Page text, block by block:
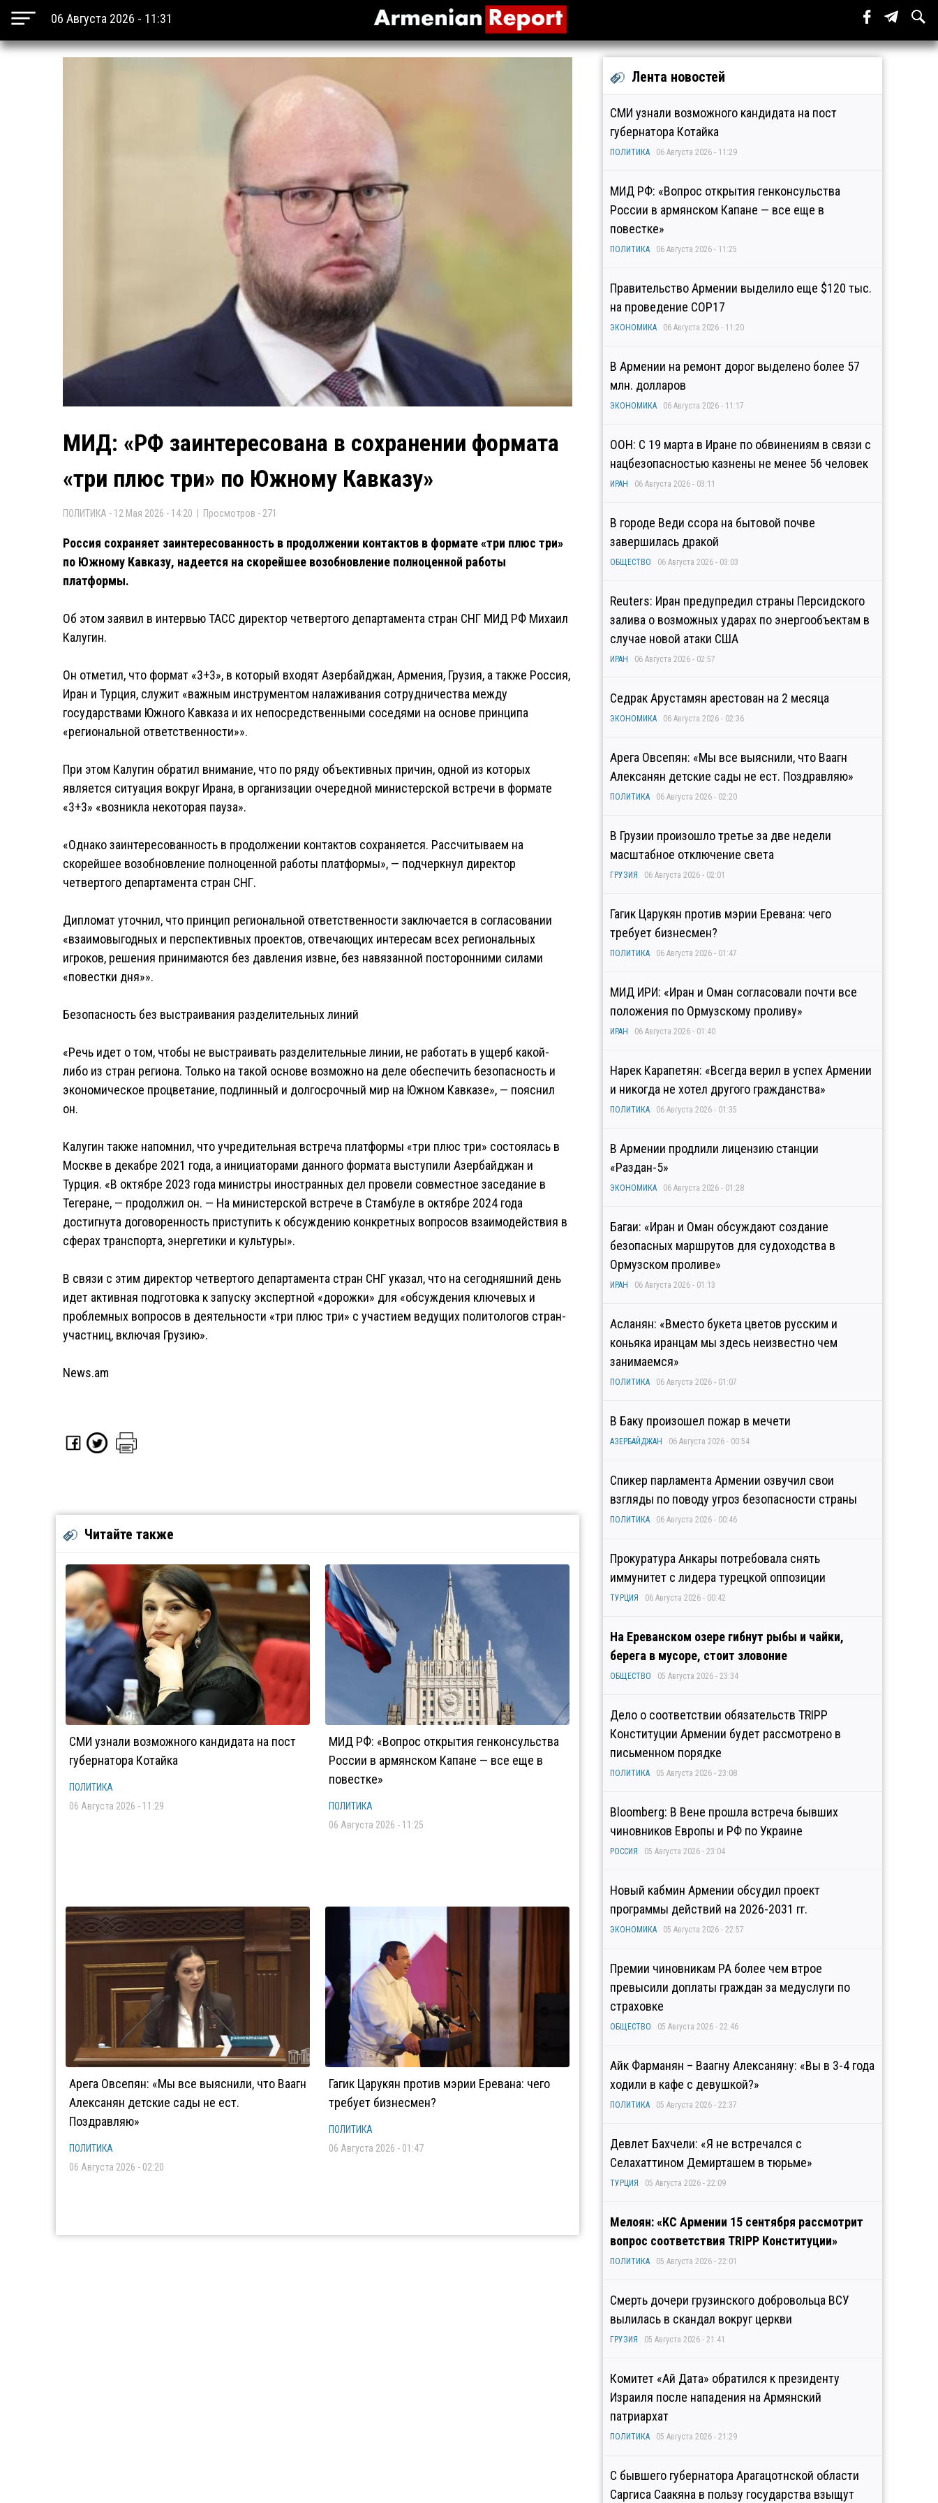
06 Августа 2026 - 11:31
МИД: «РФ заинтересована в сохранении формата
«три плюс три» по Южному Кавказу»
ПОЛИТИКА - 12 Мая 2026 - 14:20 | Просмотров - 271
Россия сохраняет заинтересованность в продолжении контактов в формате «три плюс три»
по Южному Кавказу, надеется на скорейшее возобновление полноценной работы
платформы.
Об этом заявил в интервью ТАСС директор четвертого департамента стран СНГ МИД РФ Михаил
Калугин.
Он отметил, что формат «3+3», в который входят Азербайджан, Армения, Грузия, а также Россия,
Иран и Турция, служит «важным инструментом налаживания сотрудничества между
государствами Южного Кавказа и их непосредственными соседями на основе принципа
«региональной ответственности»».
При этом Калугин обратил внимание, что по ряду объективных причин, одной из которых
является ситуация вокруг Ирана, в организации очередной министерской встречи в формате
«3+3» «возникла некоторая пауза».
«Однако заинтересованность в продолжении контактов сохраняется. Рассчитываем на
скорейшее возобновление полноценной работы платформы», — подчеркнул директор
четвертого департамента стран СНГ.
Дипломат уточнил, что принцип региональной ответственности заключается в согласовании
«взаимовыгодных и перспективных проектов, отвечающих интересам всех региональных
игроков, решения принимаются без давления извне, без навязанной посторонними силами
«повестки дня»».
Безопасность без выстраивания разделительных линий
«Речь идет о том, чтобы не выстраивать разделительные линии, не работать в ущерб какой-
либо из стран региона. Только на такой основе возможно на деле обеспечить безопасность и
экономическое процветание, подлинный и долгосрочный мир на Южном Кавказе», — пояснил
он.
Калугин также напомнил, что учредительная встреча платформы «три плюс три» состоялась в
Москве в декабре 2021 года, а инициаторами данного формата выступили Азербайджан и
Турция. «В октябре 2023 года министры иностранных дел провели совместное заседание в
Тегеране, — продолжил он. — На министерской встрече в Стамбуле в октябре 2024 года
достигнута договоренность приступить к обсуждению конкретных вопросов взаимодействия в
сферах транспорта, энергетики и культуры».
В связи с этим директор четвертого департамента стран СНГ указал, что на сегодняшний день
идет активная подготовка к запуску экспертной «дорожки» для «обсуждения ключевых и
проблемных вопросов в деятельности «три плюс три» с участием ведущих политологов стран-
участниц, включая Грузию».
News.am
Читайте также
СМИ узнали возможного кандидата на пост
губернатора Котайка
ПОЛИТИКА
06 Августа 2026 - 11:29
МИД РФ: «Вопрос открытия генконсульства
России в армянском Капане — все еще в
повестке»
ПОЛИТИКА
06 Августа 2026 - 11:25
Арега Овсепян: «Мы все выяснили, что Ваагн
Алексанян детские сады не ест.
Поздравляю»
ПОЛИТИКА
06 Августа 2026 - 02:20
Гагик Царукян против мэрии Еревана: чего
требует бизнесмен?
ПОЛИТИКА
06 Августа 2026 - 01:47
Лента новостей
СМИ узнали возможного кандидата на пост
губернатора Котайка
ПОЛИТИКА 06 Августа 2026 - 11:29
МИД РФ: «Вопрос открытия генконсульства
России в армянском Капане — все еще в
повестке»
ПОЛИТИКА 06 Августа 2026 - 11:25
Правительство Армении выделило еще $120 тыс.
на проведение COP17
ЭКОНОМИКА 06 Августа 2026 - 11:20
В Армении на ремонт дорог выделено более 57
млн. долларов
ЭКОНОМИКА 06 Августа 2026 - 11:17
ООН: С 19 марта в Иране по обвинениям в связи с
нацбезопасностью казнены не менее 56 человек
ИРАН 06 Августа 2026 - 03:11
В городе Веди ссора на бытовой почве
завершилась дракой
ОБЩЕСТВО 06 Августа 2026 - 03:03
Reuters: Иран предупредил страны Персидского
залива о возможных ударах по энергообъектам в
случае новой атаки США
ИРАН 06 Августа 2026 - 02:57
Седрак Арустамян арестован на 2 месяца
ЭКОНОМИКА 06 Августа 2026 - 02:36
Арега Овсепян: «Мы все выяснили, что Ваагн
Алексанян детские сады не ест. Поздравляю»
ПОЛИТИКА 06 Августа 2026 - 02:20
В Грузии произошло третье за две недели
масштабное отключение света
ГРУЗИЯ 06 Августа 2026 - 02:01
Гагик Царукян против мэрии Еревана: чего
требует бизнесмен?
ПОЛИТИКА 06 Августа 2026 - 01:47
МИД ИРИ: «Иран и Оман согласовали почти все
положения по Ормузскому проливу»
ИРАН 06 Августа 2026 - 01:40
Нарек Карапетян: «Всегда верил в успех Армении
и никогда не хотел другого гражданства»
ПОЛИТИКА 06 Августа 2026 - 01:35
В Армении продлили лицензию станции
«Раздан-5»
ЭКОНОМИКА 06 Августа 2026 - 01:28
Багаи: «Иран и Оман обсуждают создание
безопасных маршрутов для судоходства в
Ормузском проливе»
ИРАН 06 Августа 2026 - 01:13
Асланян: «Вместо букета цветов русским и
коньяка иранцам мы здесь неизвестно чем
занимаемся»
ПОЛИТИКА 06 Августа 2026 - 01:07
В Баку произошел пожар в мечети
АЗЕРБАЙДЖАН 06 Августа 2026 - 00:54
Спикер парламента Армении озвучил свои
взгляды по поводу угроз безопасности страны
ПОЛИТИКА 06 Августа 2026 - 00:46
Прокуратура Анкары потребовала снять
иммунитет с лидера турецкой оппозиции
ТУРЦИЯ 06 Августа 2026 - 00:42
На Ереванском озере гибнут рыбы и чайки,
берега в мусоре, стоит зловоние
ОБЩЕСТВО 05 Августа 2026 - 23:34
Дело о соответствии обязательств TRIPP
Конституции Армении будет рассмотрено в
письменном порядке
ПОЛИТИКА 05 Августа 2026 - 23:08
Bloomberg: В Вене прошла встреча бывших
чиновников Европы и РФ по Украине
РОССИЯ 05 Августа 2026 - 23:04
Новый кабмин Армении обсудил проект
программы действий на 2026-2031 гг.
ЭКОНОМИКА 05 Августа 2026 - 22:57
Премии чиновникам РА более чем втрое
превысили доплаты граждан за медуслуги по
страховке
ОБЩЕСТВО 05 Августа 2026 - 22:46
Айк Фарманян – Ваагну Алексаняну: «Вы в 3-4 года
ходили в кафе с девушкой?»
ПОЛИТИКА 05 Августа 2026 - 22:37
Девлет Бахчели: «Я не встречался с
Селахаттином Демирташем в тюрьме»
ТУРЦИЯ 05 Августа 2026 - 22:09
Мелоян: «КС Армении 15 сентября рассмотрит
вопрос соответствия TRIPP Конституции»
ПОЛИТИКА 05 Августа 2026 - 22:01
Смерть дочери грузинского добровольца ВСУ
вылилась в скандал вокруг церкви
ГРУЗИЯ 05 Августа 2026 - 21:41
Комитет «Ай Дата» обратился к президенту
Израиля после нападения на Армянский
патриархат
ПОЛИТИКА 05 Августа 2026 - 21:29
С бывшего губернатора Арагацотнской области
Саргиса Саакяна в пользу государства взыщут